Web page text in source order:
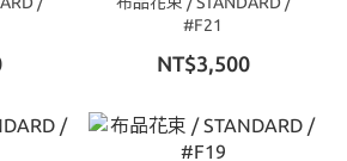
#F21
NT$3,500